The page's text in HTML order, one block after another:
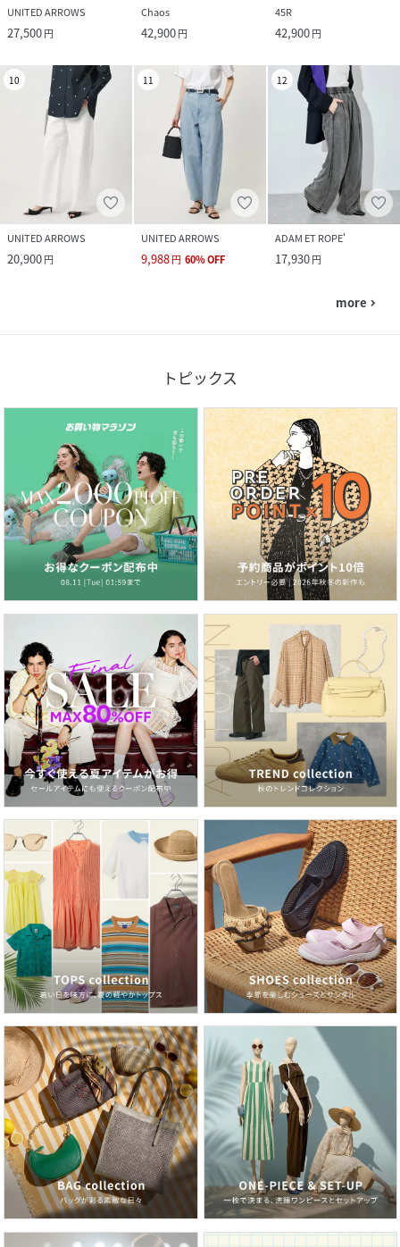
UNITED ARROWS
27,500円
Chaos
42,900円
45R
42,900円
10
UNITED ARROWS
20,900円
11
UNITED ARROWS
9,988円 60%OFF
12
ADAM ET ROPE'
17,930円
more navigate_next
トピックス